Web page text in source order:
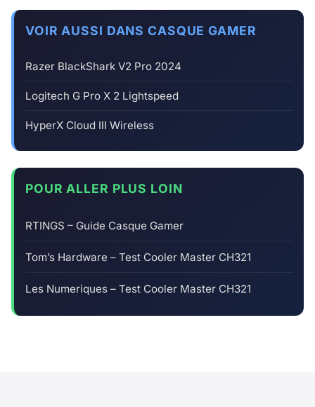
VOIR AUSSI DANS CASQUE GAMER
Razer BlackShark V2 Pro 2024
Logitech G Pro X 2 Lightspeed
HyperX Cloud III Wireless
POUR ALLER PLUS LOIN
RTINGS – Guide Casque Gamer
Tom’s Hardware – Test Cooler Master CH321
Les Numeriques – Test Cooler Master CH321